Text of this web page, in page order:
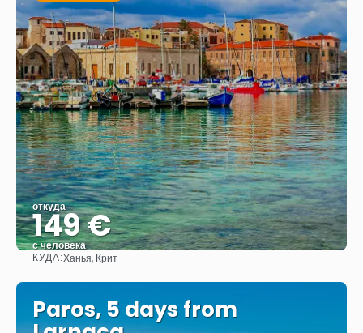
откуда
149 €
с человека
КУДА:Ханья, Крит
Paros, 5 days from